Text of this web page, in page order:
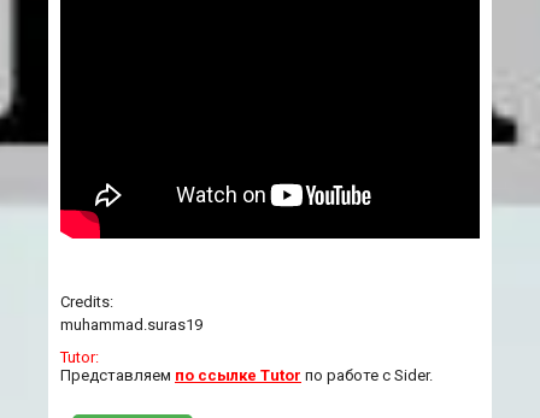
Credits:
muhammad.suras19
Tutor:
Представляем по ссылке Tutor по работе с Sider.